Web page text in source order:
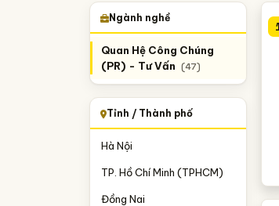
Ngành nghề
Quan Hệ Công Chúng
(PR) - Tư Vấn (47)
Tỉnh / Thành phố
Hà Nội
TP. Hồ Chí Minh (TPHCM)
Đồng Nai